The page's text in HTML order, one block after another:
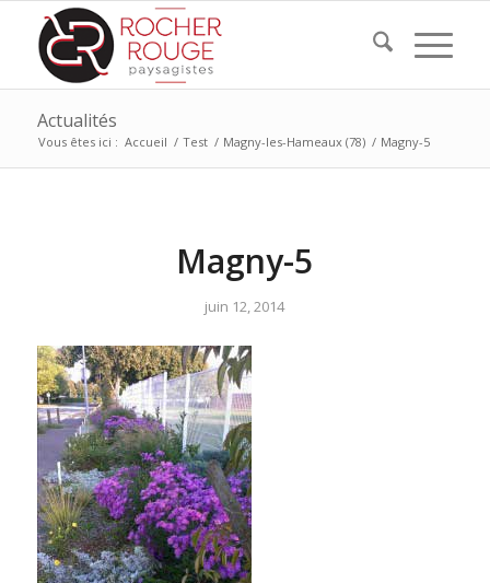
Actualités
Vous êtes ici : Accueil / Test / Magny-les-Hameaux (78) / Magny-5
Magny-5
juin 12, 2014